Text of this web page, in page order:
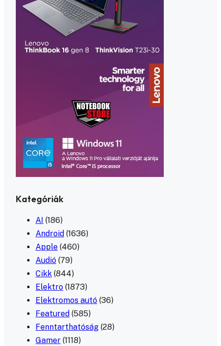
Kategóriák
AI (186)
Android (1636)
Apple (460)
Audió (79)
Cikk (844)
Elektro (1873)
Elektromos autó (36)
Featured (585)
Fenntarthatóság (28)
Gamer (1118)